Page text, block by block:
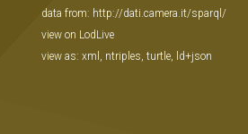
data from: http://dati.camera.it/sparql/
view on LodLive
view as: xml , ntriples, turtle, ld+json